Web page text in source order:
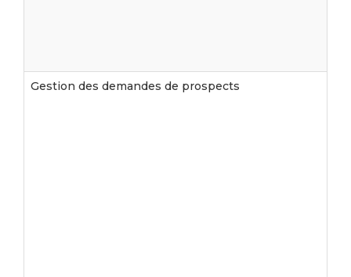
Gestion des demandes de prospects